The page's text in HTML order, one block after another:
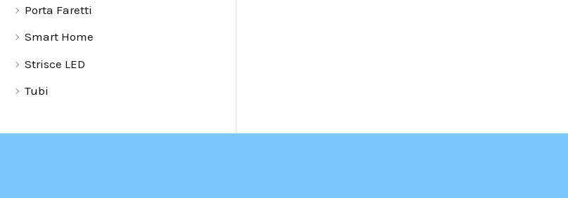
Porta Faretti
Smart Home
Strisce LED
Tubi